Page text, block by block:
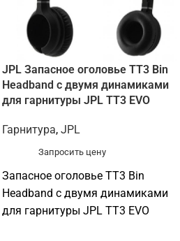
JPL Запасное оголовье TT3 Bin
Headband с двумя динамиками
для гарнитуры JPL TT3 EVO
Гарнитура, JPL
Запросить цену
Запасное оголовье TT3 Bin
Headband с двумя динамиками
для гарнитуры JPL TT3 EVO